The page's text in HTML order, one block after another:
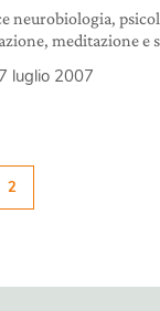
neurobiologia,
meditazione e
7 luglio 2007
2